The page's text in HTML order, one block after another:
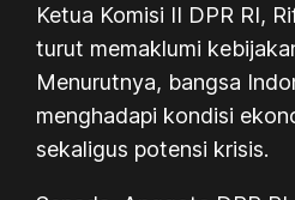
Ketua Komisi II DPR RI,
turut memaklumi
Menurutnya, bangsa
menghadapi kondisi
sekaligus potensi krisis.